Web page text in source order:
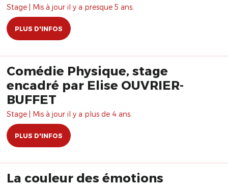
Stage | Mis à jour il y a presque 5 ans.
PLUS D'INFOS
Comédie Physique, stage
encadré par Elise OUVRIER-
BUFFET
Stage | Mis à jour il y a plus de 4 ans.
PLUS D'INFOS
La couleur des émotions